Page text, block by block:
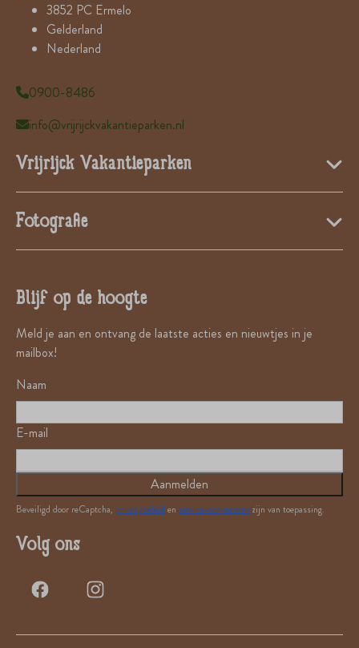
3852 PC Ermelo
Gelderland
Nederland
0900-8486
info@vrijrijckvakantieparken.nl
Vrijrijck Vakantieparken
Fotografie
Blijf op de hoogte
Meld je aan en ontvang de laatste acties en nieuwtjes in je
mailbox!
Naam
E-mail
Aanmelden
Beveiligd door reCaptcha, privacybeleid en servicevoorwaarden zijn van toepassing.
Volg ons